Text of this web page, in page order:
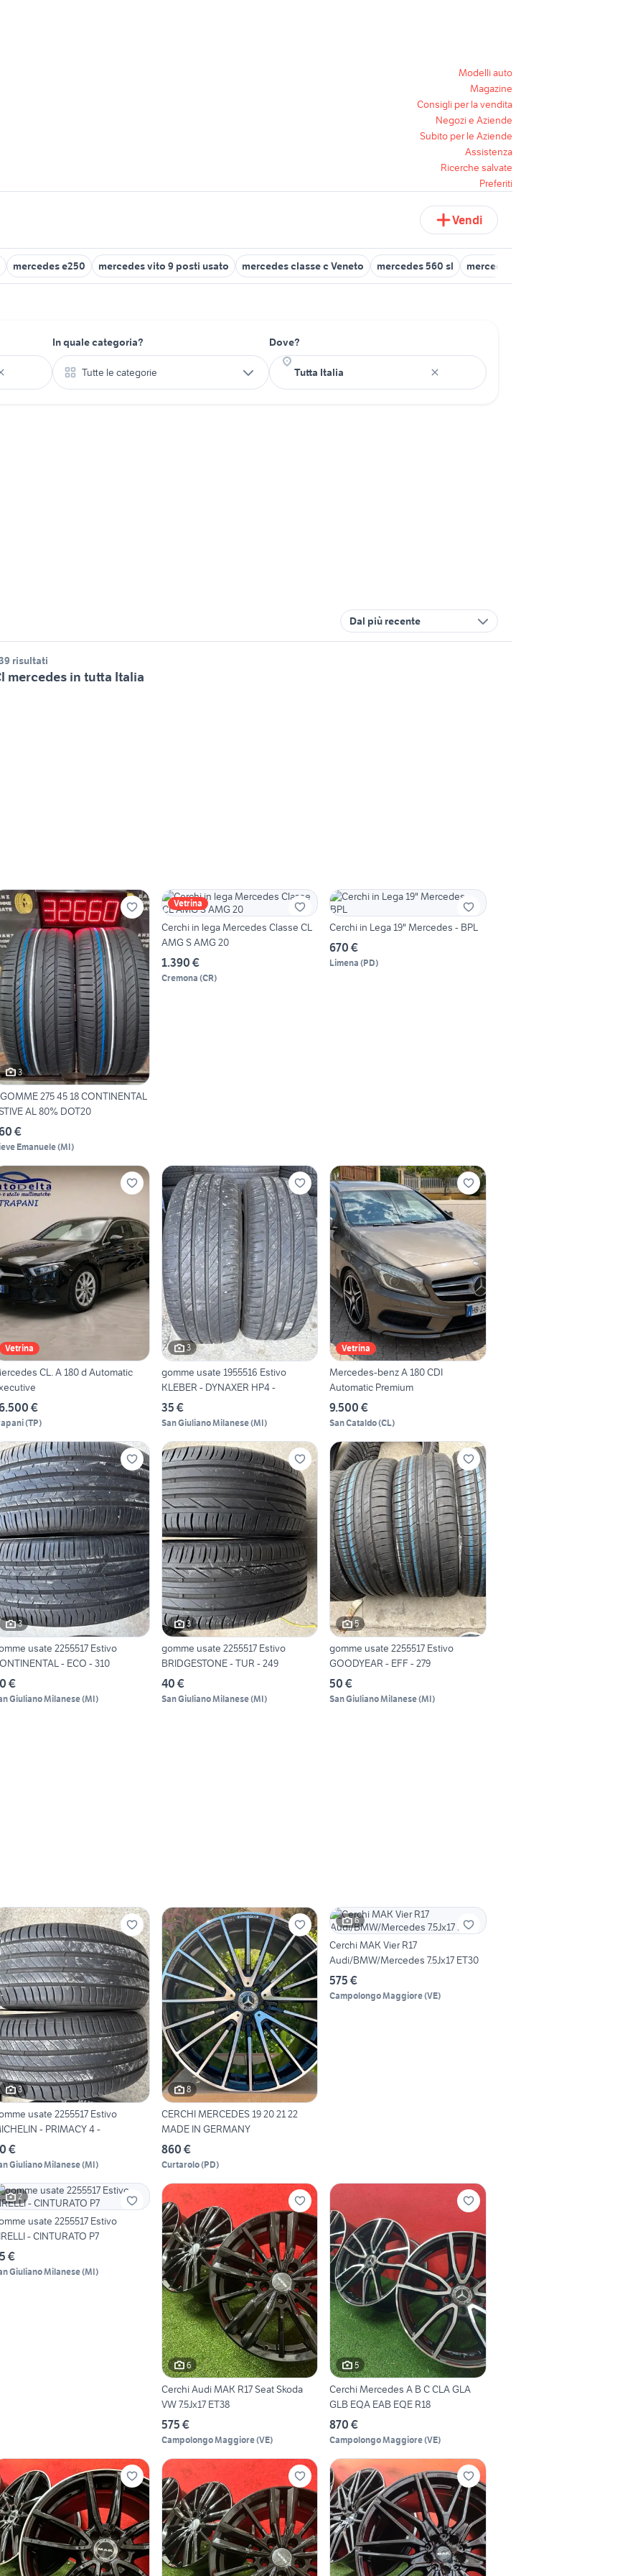
Modelli auto
Magazine
Consigli per la vendita
Negozi e Aziende
Subito per le Aziende
Assistenza
Ricerche salvate
Preferiti
Vendi
mercedes e250 mercedes vito 9 posti usato mercedes classe c Veneto mercedes 560 sl mercedes usate torino
In quale categoria?
Tutte le categorie
Dove?
Dal più recente
risultati
mercedes in tutta Italia
3
275 45 18 CONTINENTAL
AL 80% DOT20
€
Emanuele(MI)
Vetrina
Cerchi in lega Mercedes Classe CL
AMG S AMG 20
1.390 €
Cremona (CR)
Cerchi in Lega 19" Mercedes - BPL
670 €
Limena (PD)
Vetrina
CL. A 180 d Automatic
€
(TP)
3
gomme usate 1955516 Estivo
KLEBER - DYNAXER HP4 -
35 €
San Giuliano Milanese(MI)
Vetrina
Mercedes-benz A 180 CDI
Automatic Premium
9.500 €
San Cataldo(CL)
3
usate 2255517 Estivo
- ECO - 310
€
Giuliano Milanese(MI)
3
gomme usate 2255517 Estivo
BRIDGESTONE - TUR - 249
40 €
San Giuliano Milanese(MI)
5
gomme usate 2255517 Estivo
GOODYEAR - EFF - 279
50 €
San Giuliano Milanese(MI)
3
usate 2255517 Estivo
- PRIMACY 4 -
€
Giuliano Milanese(MI)
8
CERCHI MERCEDES 19 20 21 22
MADE IN GERMANY
860 €
Curtarolo(PD)
6
Cerchi MAK Vier R17
Audi/BMW/Mercedes 7.5Jx17 ET30
575 €
Campolongo Maggiore(VE)
2
usate 2255517 Estivo
- CINTURATO P7
€
Giuliano Milanese(MI)
6
Cerchi Audi MAK R17 Seat Skoda
VW 7.5Jx17 ET38
575 €
Campolongo Maggiore(VE)
5
Cerchi Mercedes A B C CLA GLA
GLB EQA EAB EQE R18
870 €
Campolongo Maggiore(VE)